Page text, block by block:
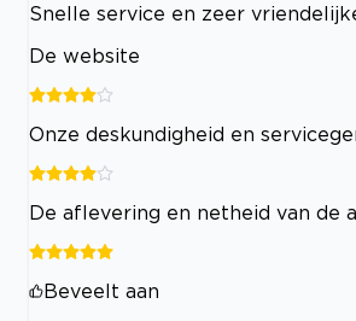
Snelle service en zeer
De website
Onze deskundigheid en
De aflevering en netheid van de
Beveelt aan